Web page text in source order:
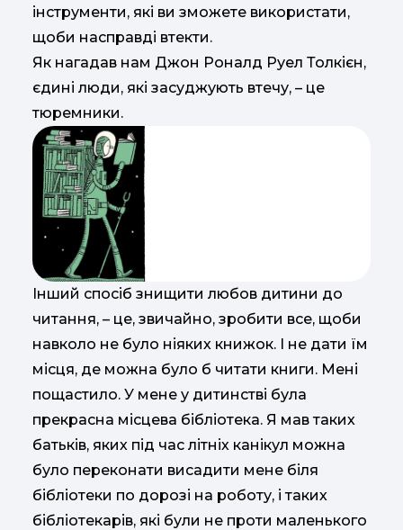
інструменти, які ви зможете використати,
щоби насправді втекти.
Як нагадав нам Джон Роналд Руел Толкієн,
єдині люди, які засуджують втечу, – це
тюремники.
Інший спосіб знищити любов дитини до
читання, – це, звичайно, зробити все, щоби
навколо не було ніяких книжок. І не дати їм
місця, де можна було б читати книги. Мені
пощастило. У мене у дитинстві була
прекрасна місцева бібліотека. Я мав таких
батьків, яких під час літніх канікул можна
було переконати висадити мене біля
бібліотеки по дорозі на роботу, і таких
бібліотекарів, які були не проти маленького